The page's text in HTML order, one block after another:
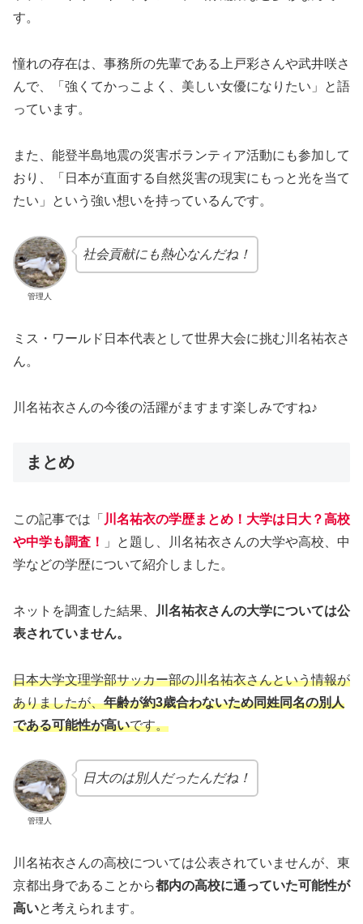
す。
憧れの存在は、事務所の先輩である上戸彩さんや武井咲さ
んで、「強くてかっこよく、美しい女優になりたい」と語
っています。
また、能登半島地震の災害ボランティア活動にも参加して
おり、「日本が直面する自然災害の現実にもっと光を当て
たい」という強い想いを持っているんです。
管理人
社会貢献にも熱心なんだね！
ミス・ワールド日本代表として世界大会に挑む川名祐衣さ
ん。
川名祐衣さんの今後の活躍がますます楽しみですね♪
まとめ
この記事では「 川名祐衣の学歴まとめ！大学は日大？高校
や中学も調査！
」と題し、川名祐衣さんの大学や高校、中
学などの学歴について紹介しました。
ネットを調査した結果、
川名祐衣さんの大学については公
表されていません。
日本大学文理学部サッカー部の川名祐衣さんという情報が
ありましたが、年齢が約3歳合わないため同姓同名の別人
である可能性が高いです。
管理人
日大のは別人だったんだね！
川名祐衣さんの高校については公表されていませんが、東
京都出身であることから都内の高校に通っていた可能性が
高いと考えられます。